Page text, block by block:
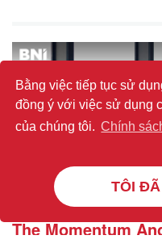
Bằng việc tiếp tục sử
đồng ý với việc sử dụng
của chúng tôi. Chính
TÔI ĐÃ
The Momentum